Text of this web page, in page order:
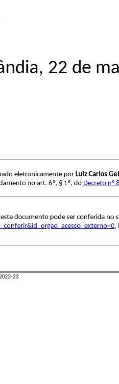
22 de
eletronicamente por Luiz Carlos
no art. 6º, § 1º, do Decreto nº
documento pode ser conferida no
,
23